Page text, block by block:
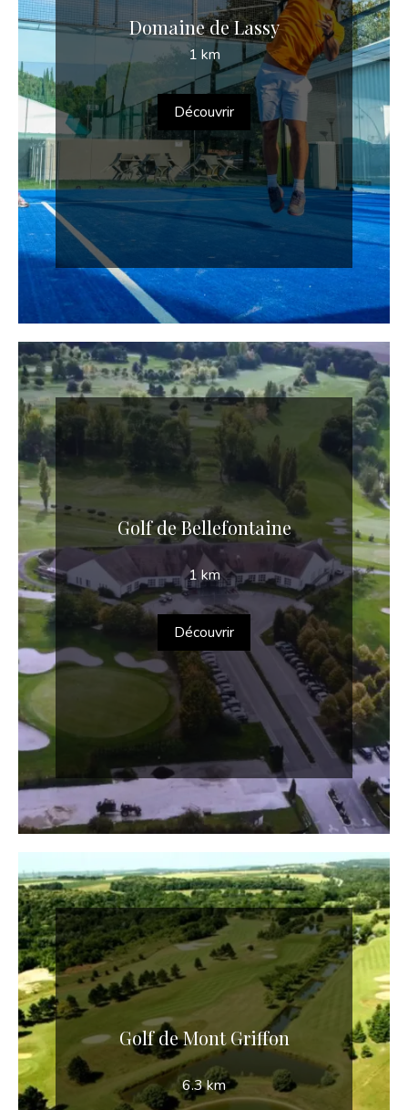
Domaine de Lassy
1 km
Découvrir
Golf de Bellefontaine
1 km
Découvrir
Golf de Mont Griffon
6.3 km